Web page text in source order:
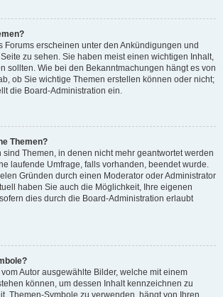
Forums erscheinen unter den Ankündigungen und
zu sehen. Sie haben meist einen wichtigen Inhalt,
sollten. Wie bei den Bekanntmachungen hängt es von
ob Sie wichtige Themen erstellen können oder nicht;
die Board-Administration ein.
Themen?
Themen, in denen nicht mehr geantwortet werden
laufende Umfrage, falls vorhanden, beendet wurde.
Gründen durch einen Moderator oder Administrator
haben Sie auch die Möglichkeit, Ihre eigenen
dies durch die Board-Administration erlaubt
Autor ausgewählte Bilder, welche mit einem
können, um dessen Inhalt kennzeichnen zu
Themen-Symbole zu verwenden, hängt von Ihren